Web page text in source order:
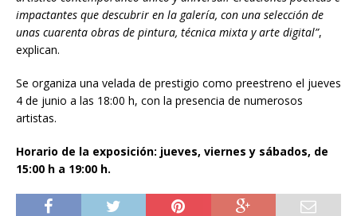
impactantes que descubrir en la galería, con una selección de
unas cuarenta obras de pintura, técnica mixta y arte digital”,
explican.
Se organiza una velada de prestigio como preestreno el jueves
4 de junio a las 18:00 h, con la presencia de numerosos
artistas.
Horario de la exposición: jueves, viernes y sábados, de
15:00 h a 19:00 h.